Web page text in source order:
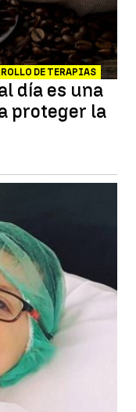
DE TERAPIAS
día es una
proteger la